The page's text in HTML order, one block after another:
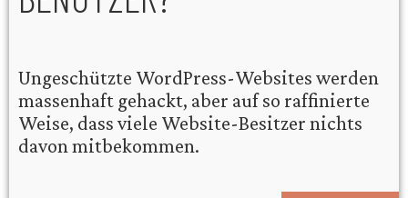
Ungeschützte WordPress-Websites werden
massenhaft gehackt, aber auf so raffinierte
Weise, dass viele Website-Besitzer nichts
davon mitbekommen.